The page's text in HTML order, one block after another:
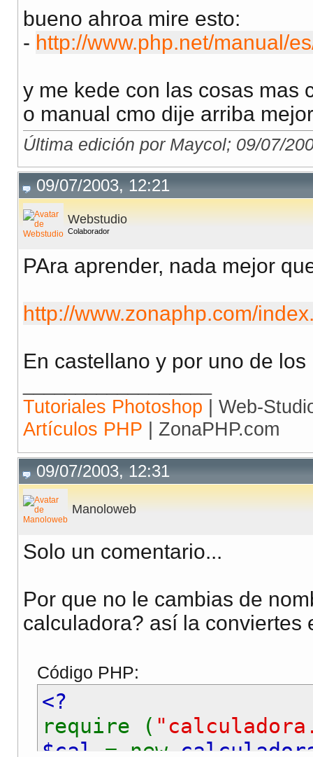
if(!empty($this
echo"Han
}
}
}// fin de la clase
?>
bueno ahroa mire esto:
- http://www.php.net/manual/
y me kede con las cosas mas
o manual cmo dije arriba
Última edición por Maycol; 09/07/
09/07/2003, 12:21
Webstudio
Colaborador
PAra aprender, nada mejor
http://www.zonaphp.com/
En castellano y por uno de
Tutoriales Photoshop | Web-
Artículos PHP | ZonaPHP.com
09/07/2003, 12:31
Manoloweb
Solo un comentario...
Por que no le cambias de
calculadora? así la conviertes
Código PHP:
<?
require (
$cal = new